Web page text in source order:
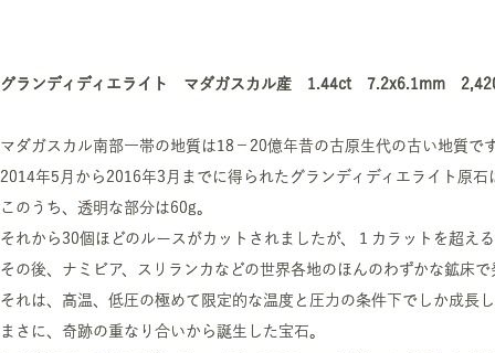
グランディディエライト マダガスカル産 1.44ct 7.2x6.1mm
マダガスカル南部一帯の地質は18－20億年昔の古原生代の古い地質で
2014年5月から2016年3月までに得られたグランディディエライト原石
このうち、透明な部分は60g。
それから30個ほどのルースがカットされましたが、１カラットを超え
その後、ナミビア、スリランカなどの世界各地のほんのわずかな鉱床
それは、高温、低圧の極めて限定的な温度と圧力の条件下でしか成長
まさに、奇跡の重なり合いから誕生した宝石。